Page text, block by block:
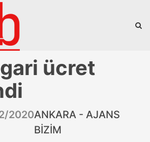
ücret
2020ANKARA - AJANS
BİZİM